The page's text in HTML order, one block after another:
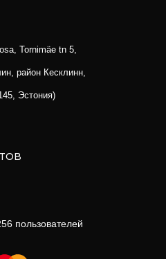
Tornimäe tn 5,
район Кесклинн,
Эстония)
пользователей